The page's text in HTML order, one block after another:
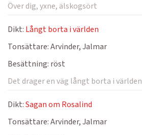
Över dig, yxne, älskogsört
Dikt: Långt borta i världen
Tonsättare:Arvinder, Jalmar
Besättning: röst
Det drager en väg långt borta i världen
Dikt:Sagan om Rosalind
Tonsättare:Arvinder, Jalmar